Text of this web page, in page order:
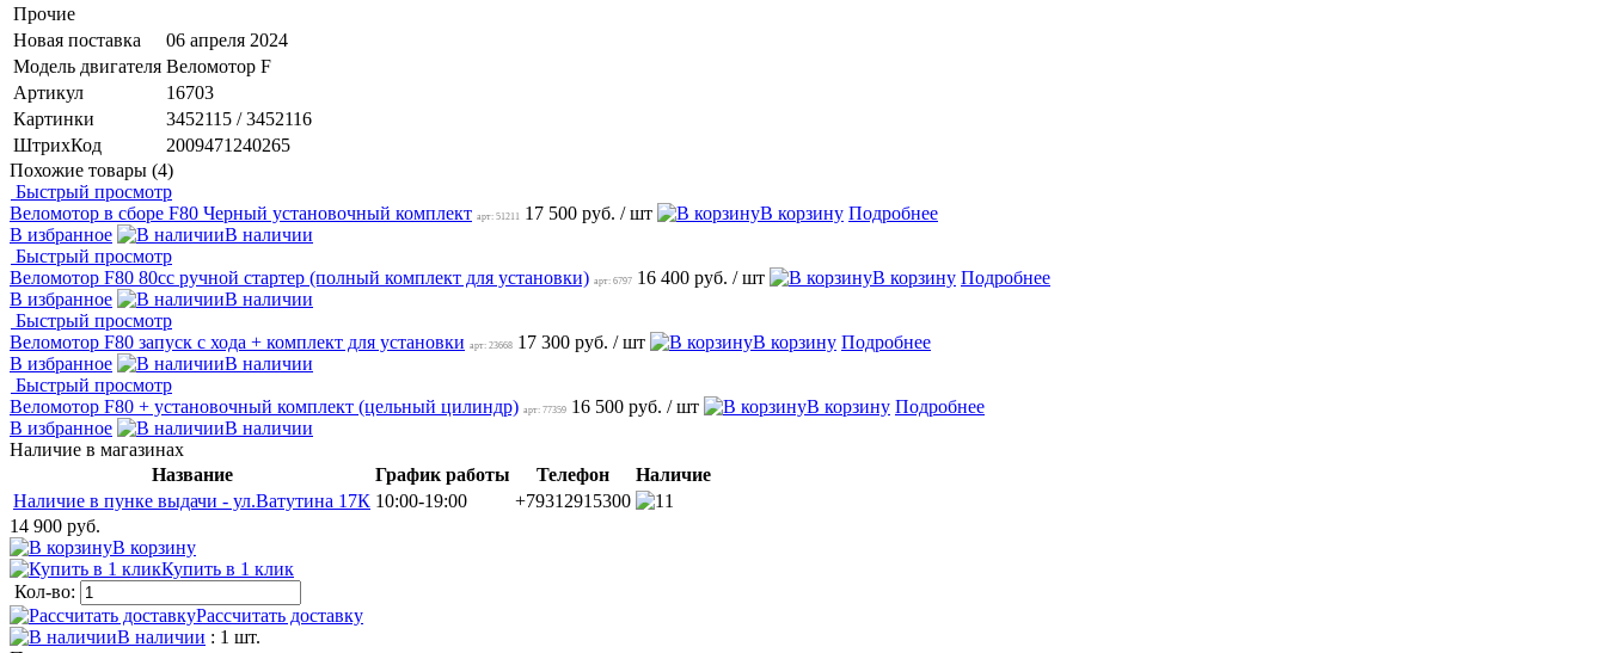
Прочие
Новая поставка
06 апреля 2024
Модель двигателя Веломотор F
Артикул
16703
Картинки
3452115 / 3452116
ШтрихКод
2009471240265
Похожие товары (4)
Быстрый просмотр
Веломотор в сборе F80 Черный установочный комплект арт: 51211 17 500 руб. / шт В корзину Подробнее
В избранное
В наличии
Быстрый просмотр
Веломотор F80 80cc ручной стартер (полный комплект для установки) арт: 6797 16 400 руб. / шт В корзину Подробнее
В избранное
В наличии
Быстрый просмотр
Веломотор F80 запуск с хода + комплект для установки арт: 23668 17 300 руб. / шт В корзину Подробнее
В избранное
В наличии
Быстрый просмотр
Веломотор F80 + установочный комплект (цельный цилиндр) арт: 77359 16 500 руб. / шт В корзину Подробнее
В избранное
В наличии
Наличие в магазинах
Название
График работы Телефон
Наличие
Наличие в пунке выдачи - ул.Ватутина 17К 10:00-19:00 +79312915300
1
14 900 руб.
В корзину
Купить в 1 клик
Кол-во:
Рассчитать доставку
В наличии : 1 шт.